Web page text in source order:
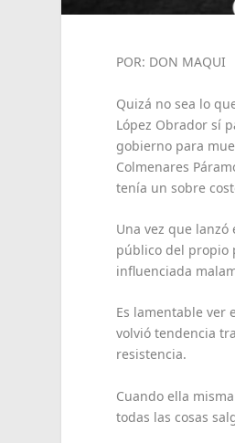
POR: DON MAQUI
Quizá no sea lo
López Obrador sí
gobierno para
Colmenares
tenía un sobre
Una vez que
público del propio
influenciada
Es lamentable ver
volvió tendencia
resistencia.
Cuando ella
todas las cosas